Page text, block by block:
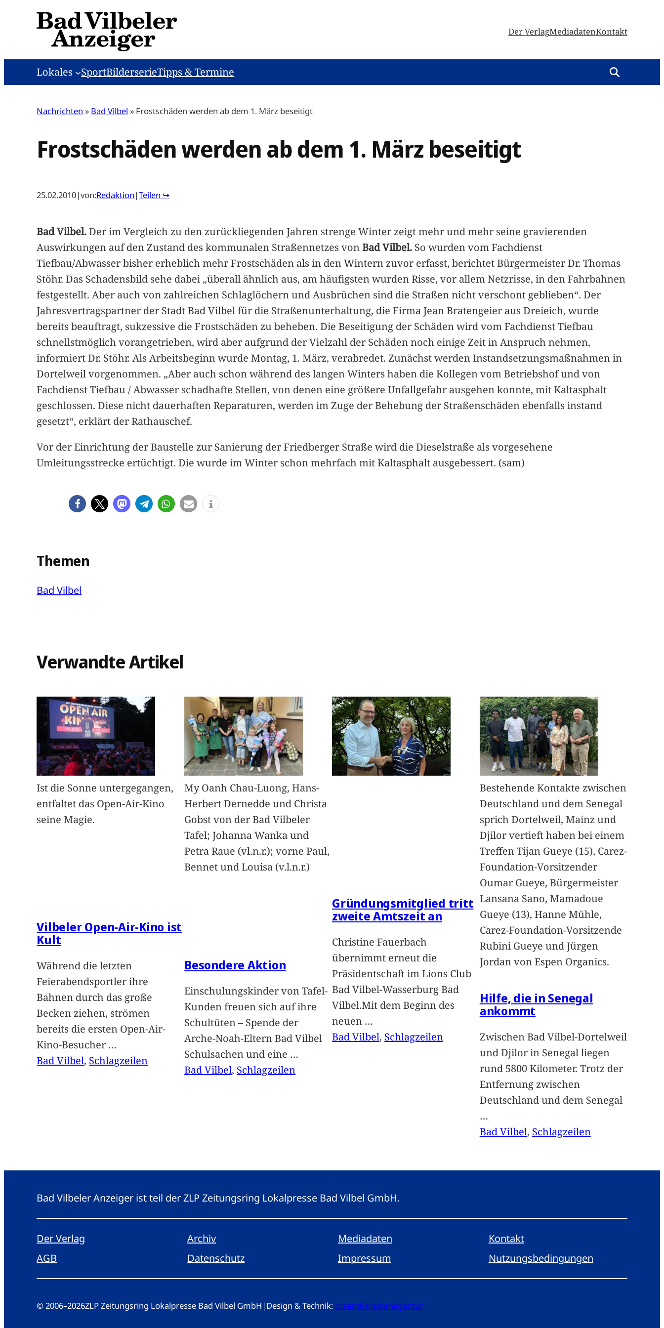
Der VerlagMediadatenKontakt
Lokales SportBilderserieTipps & Termine
Nachrichten » Bad Vilbel » Frostschäden werden ab dem 1. März beseitigt
Frostschäden werden ab dem 1. März beseitigt
25.02.2010|von:Redaktion |Teilen ↪
Bad Vilbel.Der im Vergleich zu den zurückliegenden Jahren strenge Winter zeigt mehr und mehr seine gravierenden
Auswirkungen auf den Zustand des kommunalen Straßennetzes vonBad Vilbel. So wurden vom Fachdienst
Tiefbau/Abwasser bisher erheblich mehr Frostschäden als in den Wintern zuvor erfasst, berichtet Bürgermeister Dr. Thomas
Stöhr. Das Schadensbild sehe dabei „überall ähnlich aus, am häufigsten wurden Risse, vor allem Netzrisse, in den Fahrbahnen
festgestellt. Aber auch von zahlreichen Schlaglöchern und Ausbrüchen sind die Straßen nicht verschont geblieben“. Der
Jahresvertragspartner der Stadt Bad Vilbel für die Straßenunterhaltung, die Firma Jean Bratengeier aus Dreieich, wurde
bereits beauftragt, sukzessive die Frostschäden zu beheben. Die Beseitigung der Schäden wird vom Fachdienst Tiefbau
schnellstmöglich vorangetrieben, wird aber aufgrund der Vielzahl der Schäden noch einige Zeit in Anspruch nehmen,
informiert Dr. Stöhr. Als Arbeitsbeginn wurde Montag, 1. März, verabredet. Zunächst werden Instandsetzungsmaßnahmen in
Dortelweil vorgenommen. „Aber auch schon während des langen Winters haben die Kollegen vom Betriebshof und von
Fachdienst Tiefbau / Abwasser schadhafte Stellen, von denen eine größere Unfallgefahr ausgehen konnte, mit Kaltasphalt
geschlossen. Diese nicht dauerhaften Reparaturen, werden im Zuge der Behebung der Straßenschäden ebenfalls instand
gesetzt“, erklärt der Rathauschef.
Vor der Einrichtung der Baustelle zur Sanierung der Friedberger Straße wird die Dieselstraße als vorgesehene
Umleitungsstrecke ertüchtigt. Die wurde im Winter schon mehrfach mit Kaltasphalt ausgebessert. (sam)
Themen
Bad Vilbel
Verwandte Artikel
Ist die Sonne untergegangen,
entfaltet das Open-Air-Kino
seine Magie.
Vilbeler Open-Air-Kino ist
Kult
Während die letzten
Feierabendsportler ihre
Bahnen durch das große
Becken ziehen, strömen
bereits die ersten Open-Air-
Kino-Besucher …
Bad Vilbel, Schlagzeilen
My Oanh Chau-Luong, Hans-
Herbert Dernedde und Christa
Gobst von der Bad Vilbeler
Tafel; Johanna Wanka und
Petra Raue (vl.n.r.); vorne Paul,
Bennet und Louisa (v.l.n.r.)
Besondere Aktion
Einschulungskinder von Tafel-
Kunden freuen sich auf ihre
Schultüten – Spende der
Arche-Noah-Eltern Bad Vilbel
Schulsachen und eine …
Bad Vilbel, Schlagzeilen
Gründungsmitglied tritt
zweite Amtszeit an
Christine Fauerbach
übernimmt erneut die
Präsidentschaft im Lions Club
Bad Vilbel-Wasserburg Bad
Vilbel.Mit dem Beginn des
neuen …
Bad Vilbel, Schlagzeilen
Bestehende Kontakte zwischen
Deutschland und dem Senegal
sprich Dortelweil, Mainz und
Djilor vertieft haben bei einem
Treffen Tijan Gueye (15), Carez-
Foundation-Vorsitzender
Oumar Gueye, Bürgermeister
Lansana Sano, Mamadoue
Gueye (13), Hanne Mühle,
Carez-Foundation-Vorsitzende
Rubini Gueye und Jürgen
Jordan von Espen Organics.
Hilfe, die in Senegal
ankommt
Zwischen Bad Vilbel-Dortelweil
und Djilor in Senegal liegen
rund 5800 Kilometer. Trotz der
Entfernung zwischen
Deutschland und dem Senegal
…
Bad Vilbel, Schlagzeilen
Bad Vilbeler Anzeiger ist teil der ZLP Zeitungsring Lokalpresse Bad Vilbel GmbH.
Der Verlag Archiv Mediadaten
Kontakt
AGB
Datenschutz Impressum Nutzungsbedingungen
© 2006–2026ZLP Zeitungsring Lokalpresse Bad Vilbel GmbH |Design & Technik: creandi Medienagentur